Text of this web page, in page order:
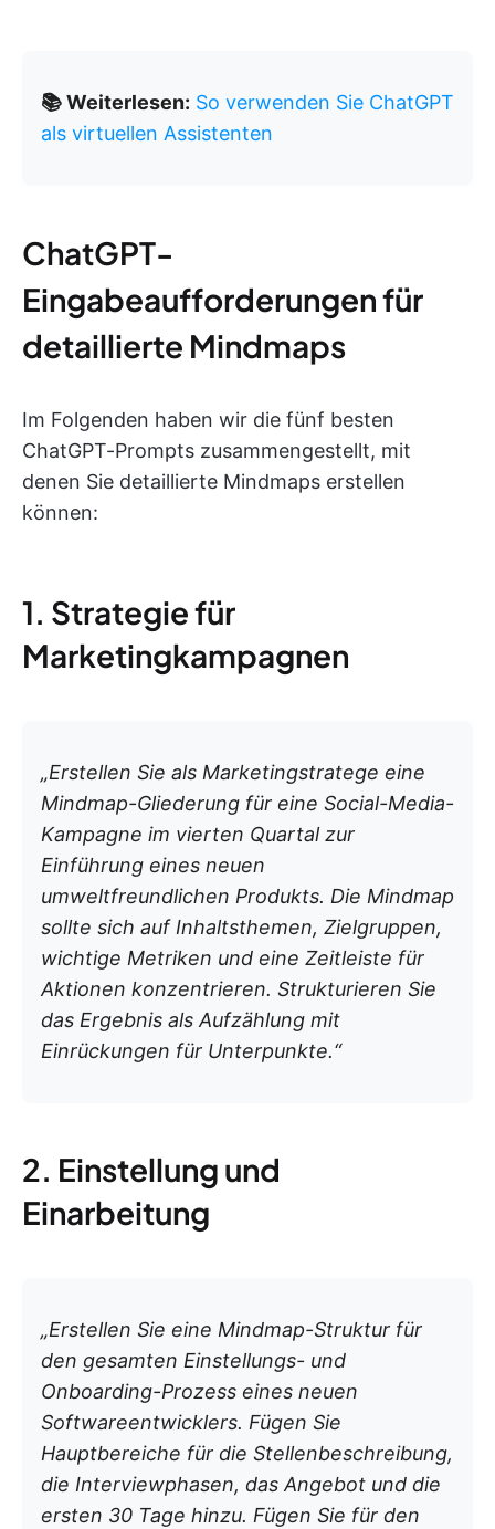
📚 Weiterlesen: So verwenden Sie ChatGPT
als virtuellen Assistenten
ChatGPT-
Eingabeaufforderungen für
detaillierte Mindmaps
Im Folgenden haben wir die fünf besten
ChatGPT-Prompts zusammengestellt, mit
denen Sie detaillierte Mindmaps erstellen
können:
1. Strategie für
Marketingkampagnen
„Erstellen Sie als Marketingstratege eine
Mindmap-Gliederung für eine Social-Media-
Kampagne im vierten Quartal zur
Einführung eines neuen
umweltfreundlichen Produkts. Die Mindmap
sollte sich auf Inhaltsthemen, Zielgruppen,
wichtige Metriken und eine Zeitleiste für
Aktionen konzentrieren. Strukturieren Sie
das Ergebnis als Aufzählung mit
Einrückungen für Unterpunkte.“
2. Einstellung und
Einarbeitung
„Erstellen Sie eine Mindmap-Struktur für
den gesamten Einstellungs- und
Onboarding-Prozess eines neuen
Softwareentwicklers. Fügen Sie
Hauptbereiche für die Stellenbeschreibung,
die Interviewphasen, das Angebot und die
ersten 30 Tage hinzu. Fügen Sie für den